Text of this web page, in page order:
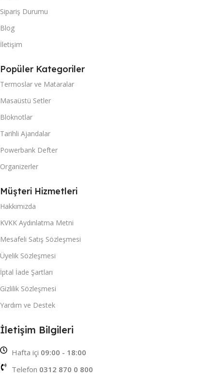
Sipariş Durumu
Blog
İletişim
Popüler Kategoriler
Termoslar ve Mataralar
Masaüstü Setler
Bloknotlar
Tarihli Ajandalar
Powerbank Defter
Organizerler
Müşteri Hizmetleri
Hakkımızda
KVKK Aydınlatma Metni
Mesafeli Satış Sözleşmesi
Üyelik Sözleşmesi
İptal İade Şartları
Gizlilik Sözleşmesi
Yardım ve Destek
İletişim Bilgileri
Hafta içi 09:00 - 18:00
Telefon 0312 870 0 800